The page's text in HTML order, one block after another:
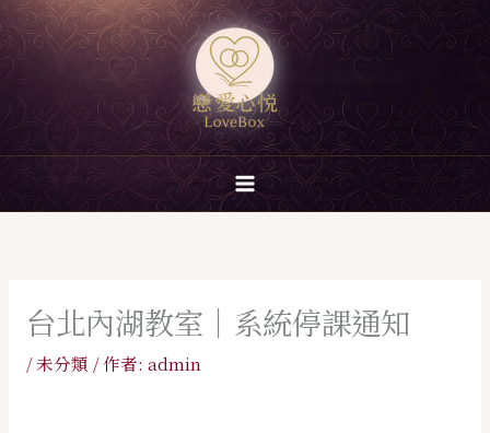
跳
至
主
要
內
台北內湖教室｜系統停課通知
/未分類 / 作者: admin